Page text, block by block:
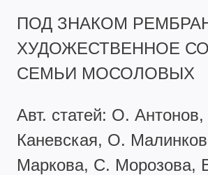
ПОД ЗНАКОМ
ХУДОЖЕСТВЕННОЕ
СЕМЬИ МОСОЛОВЫХ
Авт. статей: О.
Каневская, О.
Маркова, С. Морозова,